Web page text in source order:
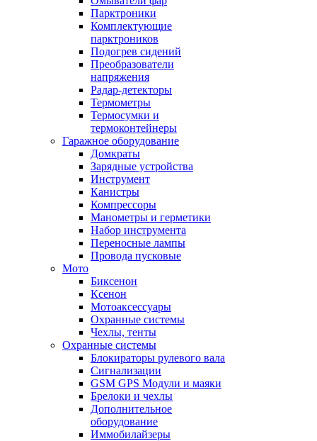
Парктроники
Комплектующие
парктроников
Подогрев сидений
Преобразователи
напряжения
Радар-детекторы
Термометры
Термосумки и
термоконтейнеры
Гаражное оборудование
Домкраты
Зарядные устройства
Инструмент
Канистры
Компрессоры
Манометры и герметики
Набор инструмента
Переносные лампы
Провода пусковые
Мото
Биксенон
Ксенон
Мотоаксессуары
Охранные системы
Чехлы, тенты
Охранные системы
Блокираторы рулевого вала
Сигнализации
GSM GPS Модули и маяки
Брелоки и чехлы
Дополнительное
оборудование
Иммобилайзеры